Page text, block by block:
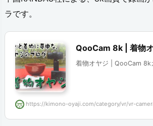
ク
イ
ッ
ク
リ
リ
ー
ラです。
QooCam 8k | 着物
着物オヤジ | QooCam 8k
https://kimono-oyaji.com/category/vr/vr-